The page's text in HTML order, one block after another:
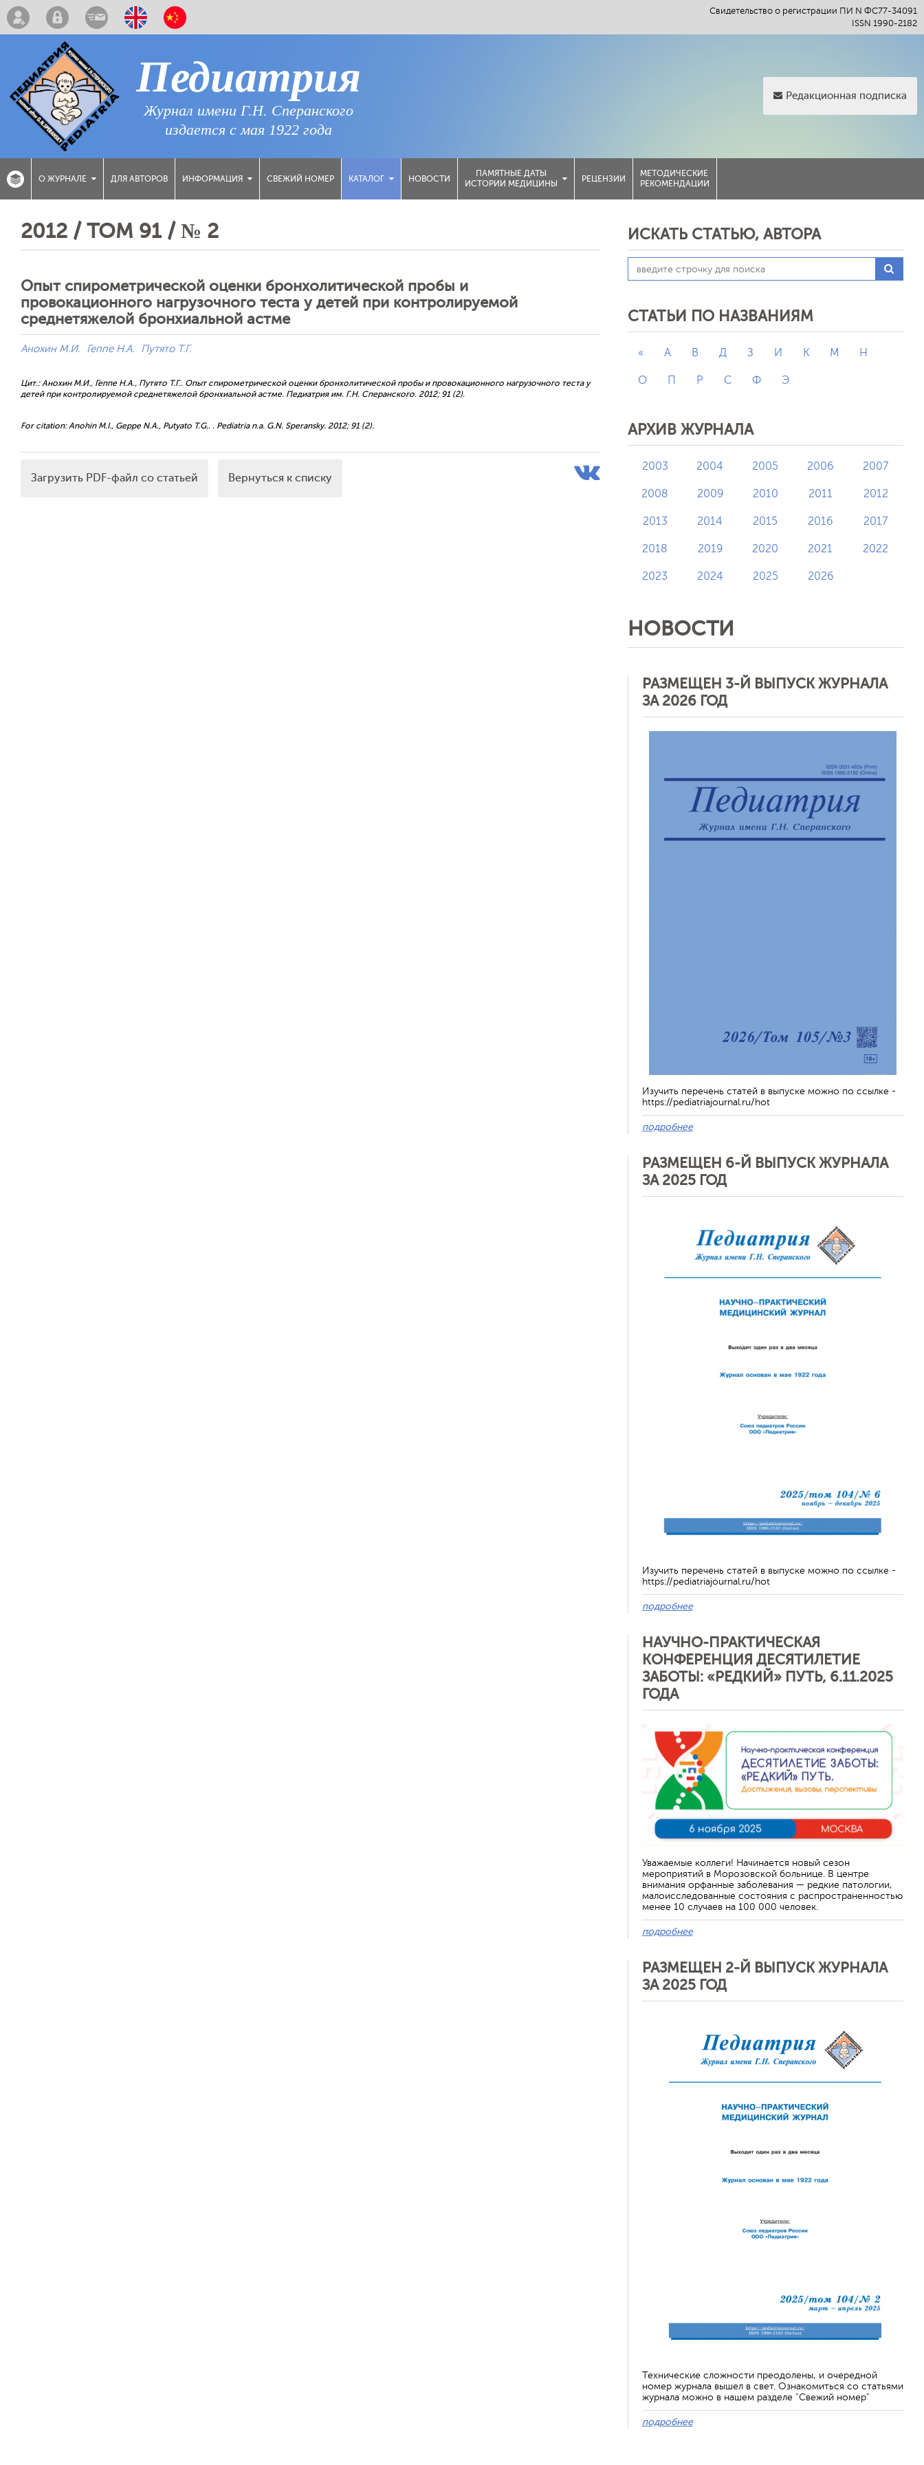
Свидетельство о регистрации ПИ N ФС77-34091
ISSN 1990-2182
Педиатрия
Журнал имени Г.Н. Сперанского
издается с мая 1922 года
Редакционная подписка
О ЖУРНАЛЕ ДЛЯ АВТОРОВ ИНФОРМАЦИЯ СВЕЖИЙ НОМЕР КАТАЛОГ НОВОСТИ
ПАМЯТНЫЕ ДАТЫ
ИСТОРИИ МЕДИЦИНЫ
РЕЦЕНЗИИ
МЕТОДИЧЕСКИЕ
РЕКОМЕНДАЦИИ
2012 / ТОМ 91 / № 2
Опыт спирометрической оценки бронхолитической пробы и
провокационного нагрузочного теста у детей при контролируемой
среднетяжелой бронхиальной астме
Анохин М.И. Геппе Н.А. Путято Т.Г.
Цит.: Анохин М.И., Геппе Н.А., Путято Т.Г.. Опыт спирометрической оценки бронхолитической пробы и провокационного нагрузочного теста у
детей при контролируемой среднетяжелой бронхиальной астме. Педиатрия им. Г.Н. Сперанского. 2012; 91 (2).
For citation: Anohin M.I., Geppe N.A., Putyato T.G.. . Pediatria n.a. G.N. Speransky. 2012; 91 (2).
Загрузить PDF-файл со статьей Вернуться к списку
ИСКАТЬ СТАТЬЮ, АВТОРА
СТАТЬИ ПО НАЗВАНИЯМ
« А В Д З И К М Н
О П Р С Ф Э
АРХИВ ЖУРНАЛА
2003 2004 2005 2006 2007
2008 2009 2010 2011 2012
2013 2014 2015 2016 2017
2018 2019 2020 2021 2022
2023 2024 2025 2026
НОВОСТИ
РАЗМЕЩЕН 3-Й ВЫПУСК ЖУРНАЛА
ЗА 2026 ГОД
Изучить перечень статей в выпуске можно по ссылке -
https://pediatriajournal.ru/hot
подробнее
РАЗМЕЩЕН 6-Й ВЫПУСК ЖУРНАЛА
ЗА 2025 ГОД
Изучить перечень статей в выпуске можно по ссылке -
https://pediatriajournal.ru/hot
подробнее
НАУЧНО-ПРАКТИЧЕСКАЯ
КОНФЕРЕНЦИЯ ДЕСЯТИЛЕТИЕ
ЗАБОТЫ: «РЕДКИЙ» ПУТЬ, 6.11.2025
ГОДА
Уважаемые коллеги! Начинается новый сезон
мероприятий в Морозовской больнице. В центре
внимания орфанные заболевания — редкие патологии,
малоисследованные состояния с распространенностью
менее 10 случаев на 100 000 человек.
подробнее
РАЗМЕЩЕН 2-Й ВЫПУСК ЖУРНАЛА
ЗА 2025 ГОД
Технические сложности преодолены, и очередной
номер журнала вышел в свет. Ознакомиться со статьями
журнала можно в нашем разделе "Свежий номер"
подробнее
Отменить